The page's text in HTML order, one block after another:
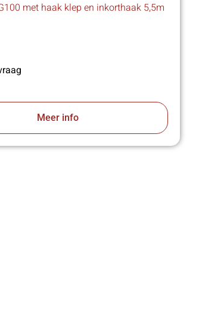
met haak klep en inkorthaak 5,5m
Meer info